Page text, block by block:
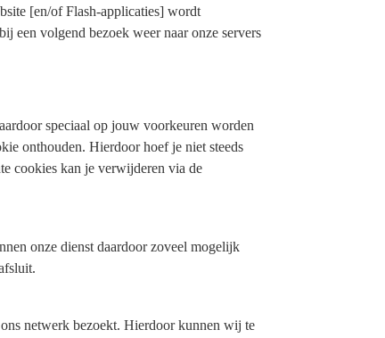
[en/of Flash-applicaties] wordt
een volgend bezoek weer naar onze servers
speciaal op jouw voorkeuren worden
onthouden. Hierdoor hoef je niet steeds
cookies kan je verwijderen via de
onze dienst daardoor zoveel mogelijk
netwerk bezoekt. Hierdoor kunnen wij te